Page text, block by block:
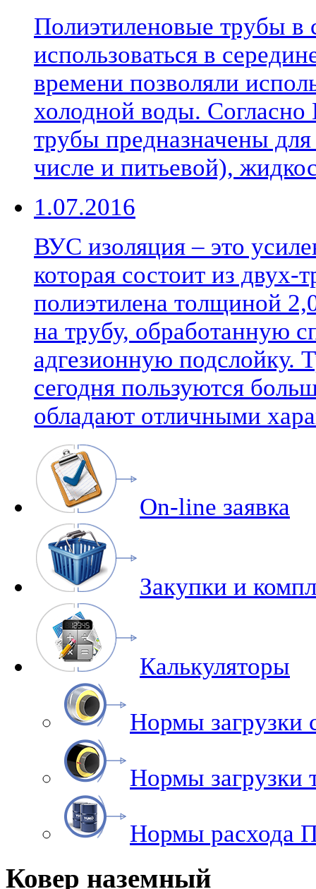
Полиэтиленовые трубы в
использоваться в
времени позволяли
холодной воды.
трубы предназначены
числе и питьевой),
1.07.2016
ВУС изоляция – это
которая состоит из двух-
полиэтилена толщиной
на трубу, обработанную
адгезионную подслойку.
сегодня пользуются
обладают отличными
On-line заявка
Закупки и
Калькуляторы
Нормы загрузки
Нормы
Нормы расхода
Ковер наземный